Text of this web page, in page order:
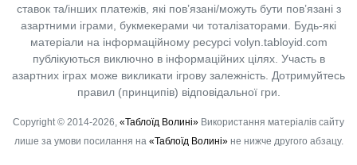
ставок та/інших платежів, які пов’язані/можуть бути пов’язані з
азартними іграми, букмекерами чи тоталізаторами. Будь-які
матеріали на інформаційному ресурсі volyn.tabloyid.com
публікуються виключно в інформаційних цілях. Участь в
азартних іграх може викликати ігрову залежність. Дотримуйтесь
правил (принципів) відповідальної гри.
Copyright © 2014-2026, «Таблоїд Волині» Використання матеріалів сайту
лише за умови посилання на «Таблоїд Волині»не нижче другого абзацу.